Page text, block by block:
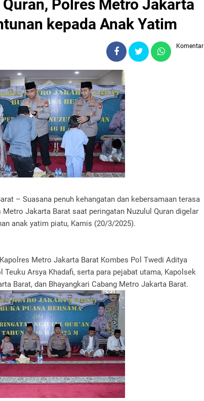
Polres Metro Jakarta
kepada Anak Yatim
Komentar
– Suasana penuh kehangatan dan kebersamaan terasa
Jakarta Barat saat peringatan Nuzulul Quran digelar
anak yatim piatu, Kamis (20/3/2025).
Metro Jakarta Barat Kombes Pol Twedi Aditya
Teuku Arsya Khadafi, serta para pejabat utama, Kapolsek
Barat, dan Bhayangkari Cabang Metro Jakarta Barat.